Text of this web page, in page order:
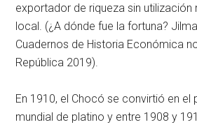
exportador de riqueza sin utilización
local. (¿A dónde fue la fortuna?
Cuadernos de Historia Económica
República 2019).
En 1910, el Chocó se convirtió en el
mundial de platino y entre 1908 y